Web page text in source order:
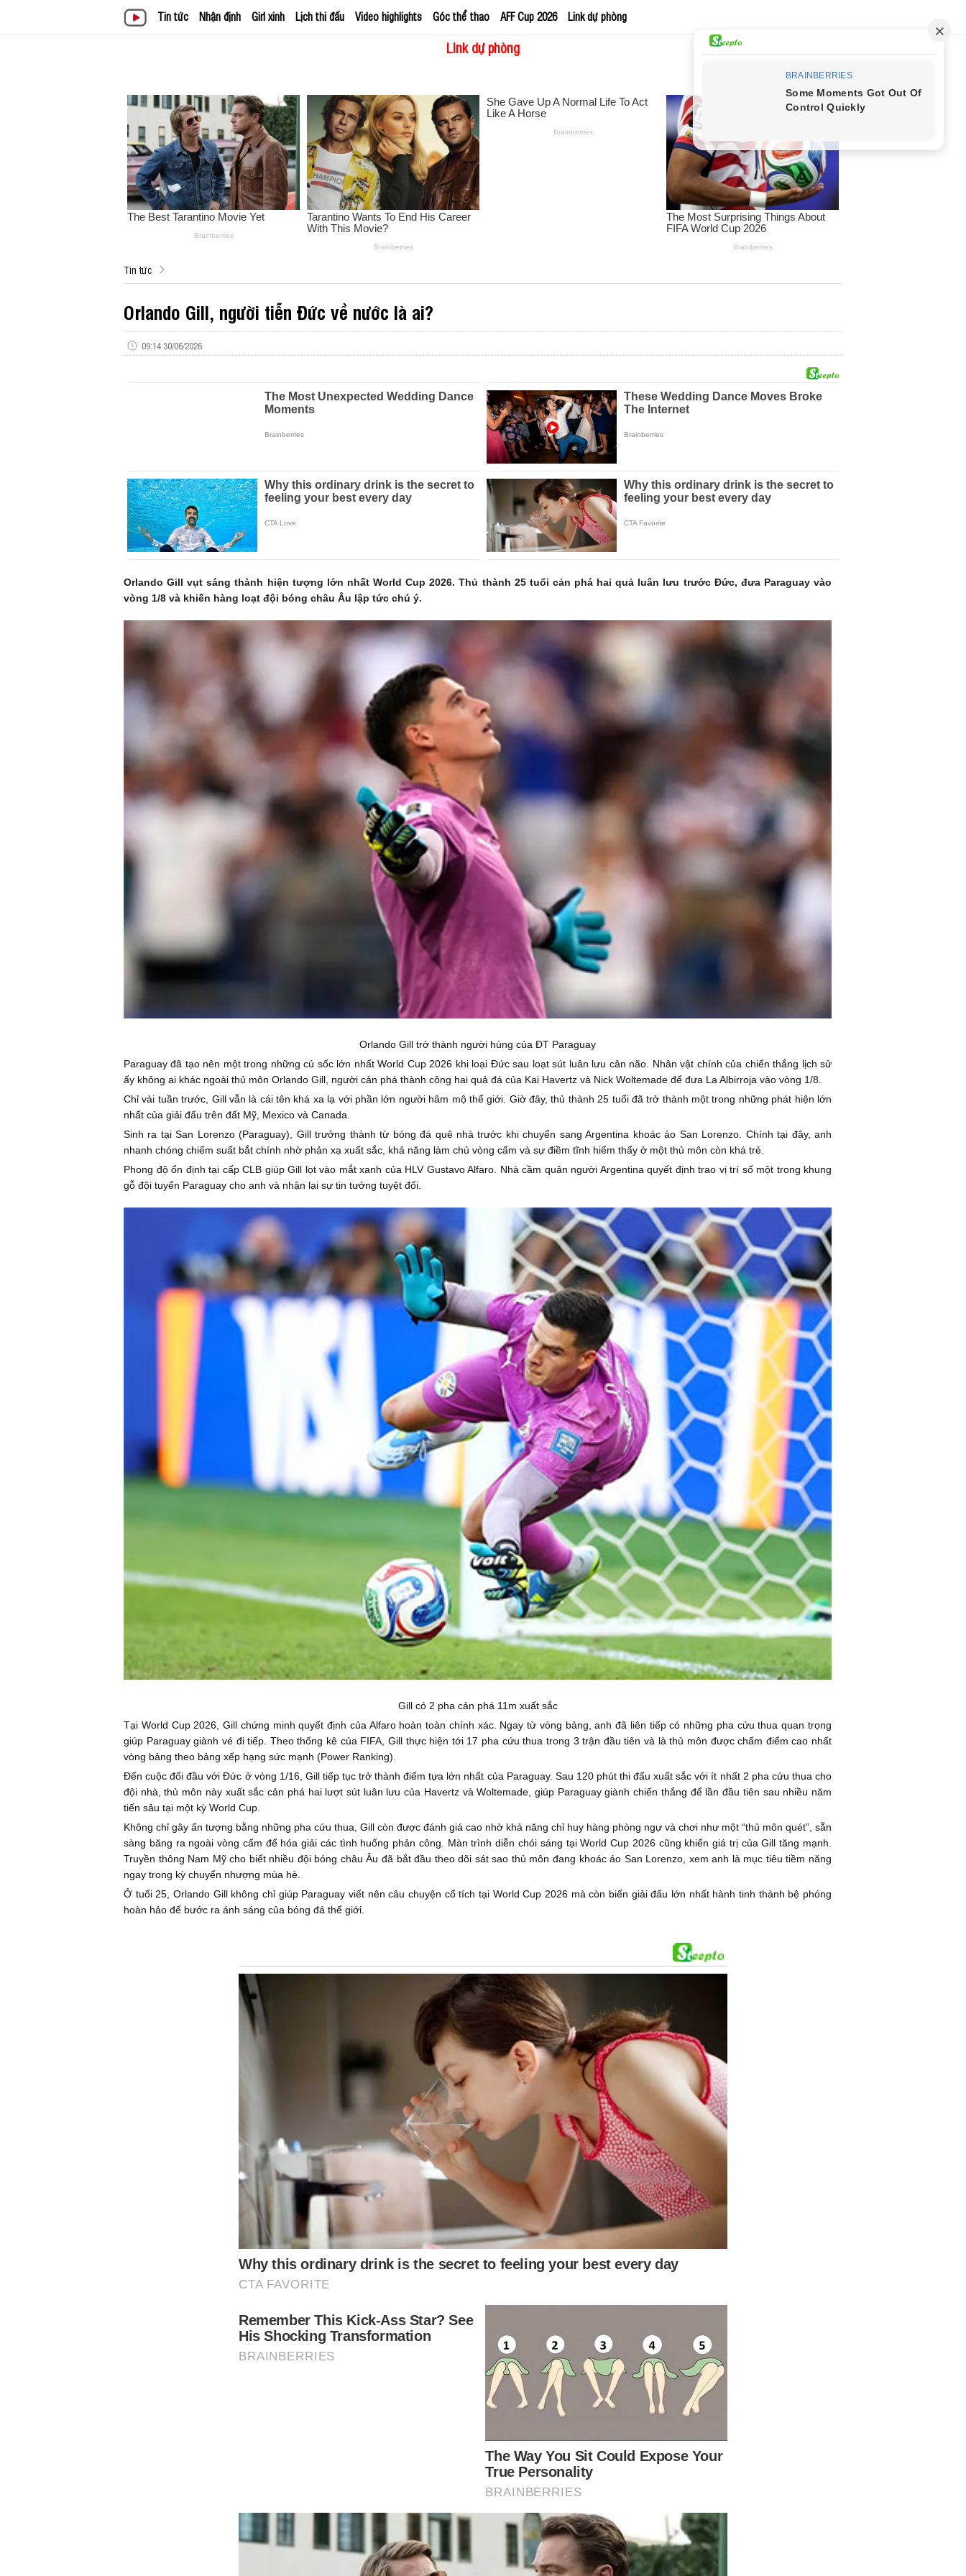
Tin tức Nhận định Girl xinh Lịch thi đấu Video highlights Góc thể thao AFF Cup 2026 Link dự phòng
Link dự phòng
Tin tức
Orlando Gill, người tiễn Đức về nước là ai?
09:14 30/06/2026
Orlando Gill vụt sáng thành hiện tượng lớn nhất World Cup 2026. Thủ thành 25 tuổi cản phá hai quả luân lưu trước Đức, đưa Paraguay vào
vòng 1/8 và khiến hàng loạt đội bóng châu Âu lập tức chú ý.
Orlando Gill trở thành người hùng của ĐT Paraguay
Paraguay đã tạo nên một trong những cú sốc lớn nhất World Cup 2026 khi loại Đức sau loạt sút luân lưu cân não. Nhân vật chính của chiến thắng lịch sử
ấy không ai khác ngoài thủ môn Orlando Gill, người cản phá thành công hai quả đá của Kai Havertz và Nick Woltemade để đưa La Albirroja vào vòng 1/8.
Chỉ vài tuần trước, Gill vẫn là cái tên khá xa lạ với phần lớn người hâm mộ thế giới. Giờ đây, thủ thành 25 tuổi đã trở thành một trong những phát hiện lớn
nhất của giải đấu trên đất Mỹ, Mexico và Canada.
Sinh ra tại San Lorenzo (Paraguay), Gill trưởng thành từ bóng đá quê nhà trước khi chuyển sang Argentina khoác áo San Lorenzo. Chính tại đây, anh
nhanh chóng chiếm suất bắt chính nhờ phản xạ xuất sắc, khả năng làm chủ vòng cấm và sự điềm tĩnh hiếm thấy ở một thủ môn còn khá trẻ.
Phong độ ổn định tại cấp CLB giúp Gill lọt vào mắt xanh của HLV Gustavo Alfaro. Nhà cầm quân người Argentina quyết định trao vị trí số một trong khung
gỗ đội tuyển Paraguay cho anh và nhận lại sự tin tưởng tuyệt đối.
Gill có 2 pha cản phá 11m xuất sắc
Tại World Cup 2026, Gill chứng minh quyết định của Alfaro hoàn toàn chính xác. Ngay từ vòng bảng, anh đã liên tiếp có những pha cứu thua quan trọng
giúp Paraguay giành vé đi tiếp. Theo thống kê của FIFA, Gill thực hiện tới 17 pha cứu thua trong 3 trận đầu tiên và là thủ môn được chấm điểm cao nhất
vòng bảng theo bảng xếp hạng sức mạnh (Power Ranking).
Đến cuộc đối đầu với Đức ở vòng 1/16, Gill tiếp tục trở thành điểm tựa lớn nhất của Paraguay. Sau 120 phút thi đấu xuất sắc với ít nhất 2 pha cứu thua cho
đội nhà, thủ môn này xuất sắc cản phá hai lượt sút luân lưu của Havertz và Woltemade, giúp Paraguay giành chiến thắng để lần đầu tiên sau nhiều năm
tiến sâu tại một kỳ World Cup.
Không chỉ gây ấn tượng bằng những pha cứu thua, Gill còn được đánh giá cao nhờ khả năng chỉ huy hàng phòng ngự và chơi như một “thủ môn quét”, sẵn
sàng băng ra ngoài vòng cấm để hóa giải các tình huống phản công. Màn trình diễn chói sáng tại World Cup 2026 cũng khiến giá trị của Gill tăng mạnh.
Truyền thông Nam Mỹ cho biết nhiều đội bóng châu Âu đã bắt đầu theo dõi sát sao thủ môn đang khoác áo San Lorenzo, xem anh là mục tiêu tiềm năng
ngay trong kỳ chuyển nhượng mùa hè.
Ở tuổi 25, Orlando Gill không chỉ giúp Paraguay viết nên câu chuyện cổ tích tại World Cup 2026 mà còn biến giải đấu lớn nhất hành tinh thành bệ phóng
hoàn hảo để bước ra ánh sáng của bóng đá thế giới.